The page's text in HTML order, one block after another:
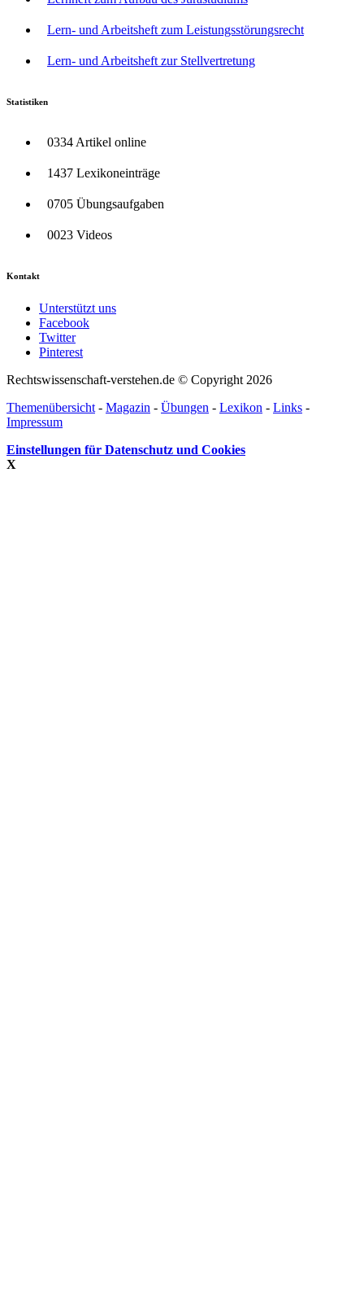
Lern- und Arbeitsheft zum Leistungsstörungsrecht
Lern- und Arbeitsheft zur Stellvertretung
Statistiken
0334 Artikel online
1437 Lexikoneinträge
0705 Übungsaufgaben
0023 Videos
Kontakt
Unterstützt uns
Facebook
Twitter
Pinterest
Rechtswissenschaft-verstehen.de © Copyright 2026
Themenübersicht - Magazin - Übungen - Lexikon - Links -
Impressum
Einstellungen für Datenschutz und Cookies
X